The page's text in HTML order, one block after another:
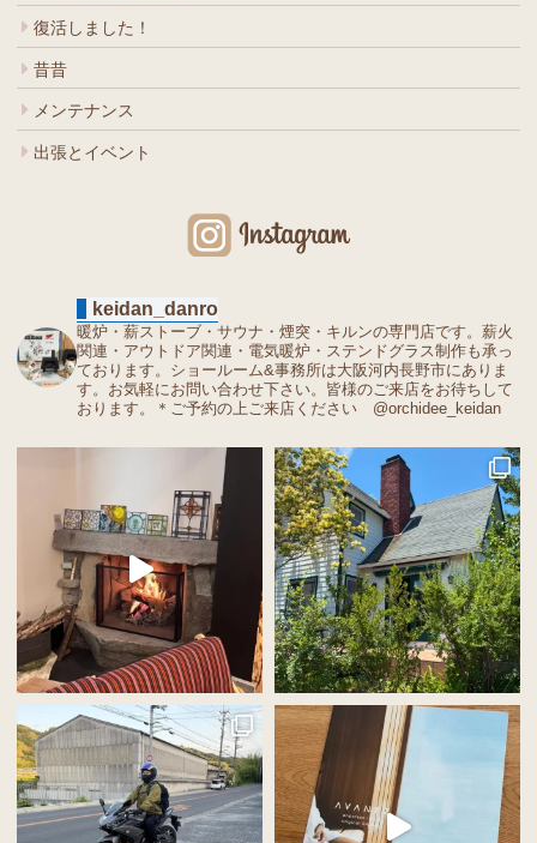
復活しました！
昔昔
メンテナンス
出張とイベント
keidan_danro
暖炉・薪ストーブ・サウナ・煙突・キルンの専門店です。薪火
関連・アウトドア関連・電気暖炉・ステンドグラス制作も承っ
ております。ショールーム&事務所は大阪河内長野市にありま
す。お気軽にお問い合わせ下さい。皆様のご来店をお待ちして
おります。＊ご予約の上ご来店ください @orchidee_keidan